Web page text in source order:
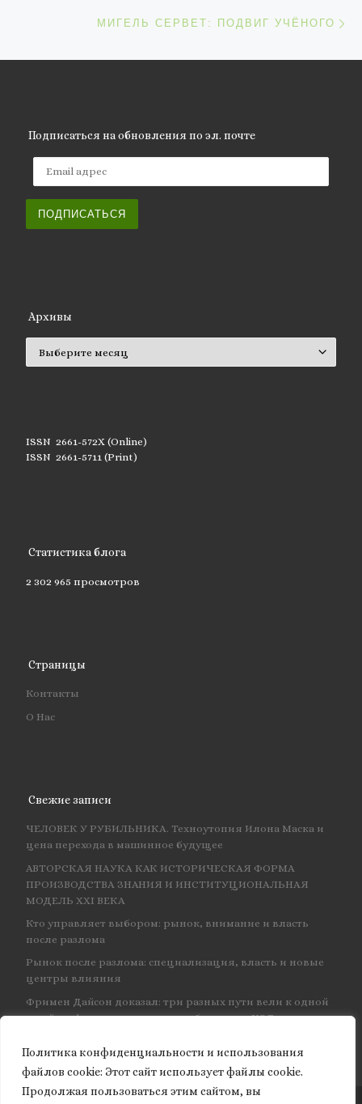
Политика конфиденциальности и использования
файлов сookie: Этот сайт использует файлы cookie.
Продолжая пользоваться этим сайтом, вы
МИГЕЛЬ СЕРВЕТ: ПОДВИГ УЧЁНОГО
Подписаться на обновления по эл. почте
ПОДПИСАТЬСЯ
Архивы
ISSN 2661-572X (Online)
ISSN 2661-5711 (Print)
Статистика блога
2 302 965 просмотров
Страницы
Контакты
О Нас
Свежие записи
ЧЕЛОВЕК У РУБИЛЬНИКА. Техноутопия Илона Маска и
цена перехода в машинное будущее
АВТОРСКАЯ НАУКА КАК ИСТОРИЧЕСКАЯ ФОРМА
ПРОИЗВОДСТВА ЗНАНИЯ И ИНСТИТУЦИОНАЛЬНАЯ
МОДЕЛЬ XXI ВЕКА
Кто управляет выбором: рынок, внимание и власть
после разлома
Рынок после разлома: специализация, власть и новые
центры влияния
Фримен Дайсон доказал: три разных пути вели к одной
и той же физике — и навсегда объединил КЭД